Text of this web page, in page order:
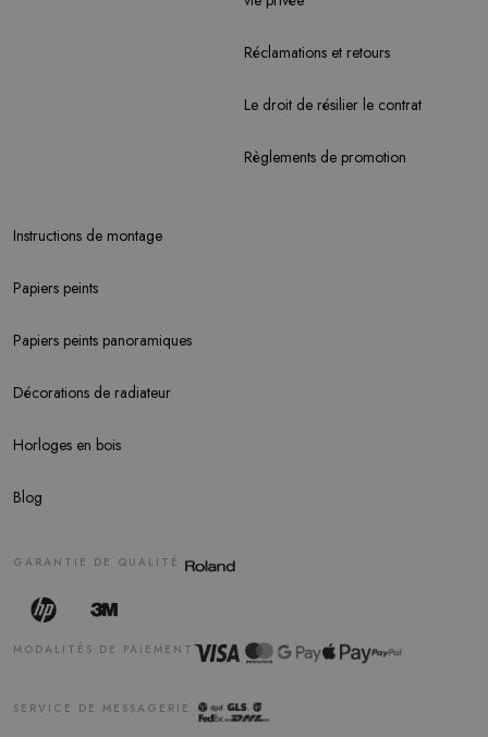
Instructions de montage
Papiers peints
Papiers peints panoramiques
Décorations de radiateur
Horloges en bois
Blog
Réclamations et retours
Le droit de résilier le contrat
Règlements de promotion
GARANTIE DE QUALITÉ
SERVICE DE MESSAGERIE
MODALITÉS DE PAIEMENT